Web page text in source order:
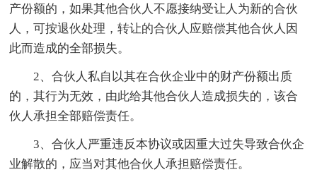
产份额的，如果其他合伙人不愿接纳受让人为新的合伙
人，可按退伙处理，转让的合伙人应赔偿其他合伙人因
此而造成的全部损失。
2、合伙人私自以其在合伙企业中的财产份额出质
的，其行为无效，由此给其他合伙人造成损失的，该合
伙人承担全部赔偿责任。
3、合伙人严重违反本协议或因重大过失导致合伙企
业解散的，应当对其他合伙人承担赔偿责任。